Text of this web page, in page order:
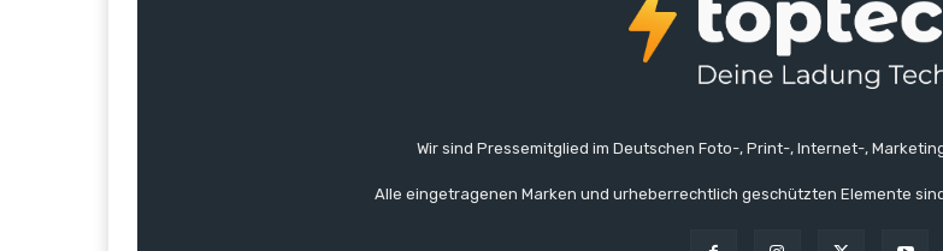
Wir sind Pressemitglied im Deutschen Foto-, Print-, Internet-,
Alle eingetragenen Marken und urheberrechtlich geschützten Elemente